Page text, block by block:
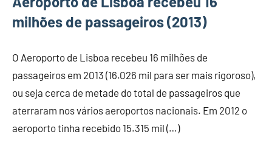
milhões de passageiros (2013)
O Aeroporto de Lisboa recebeu 16 milhões de
passageiros em 2013 (16.026 mil para ser mais rigoroso),
ou seja cerca de metade do total de passageiros que
aterraram nos vários aeroportos nacionais. Em 2012 o
aeroporto tinha recebido 15.315 mil (…)